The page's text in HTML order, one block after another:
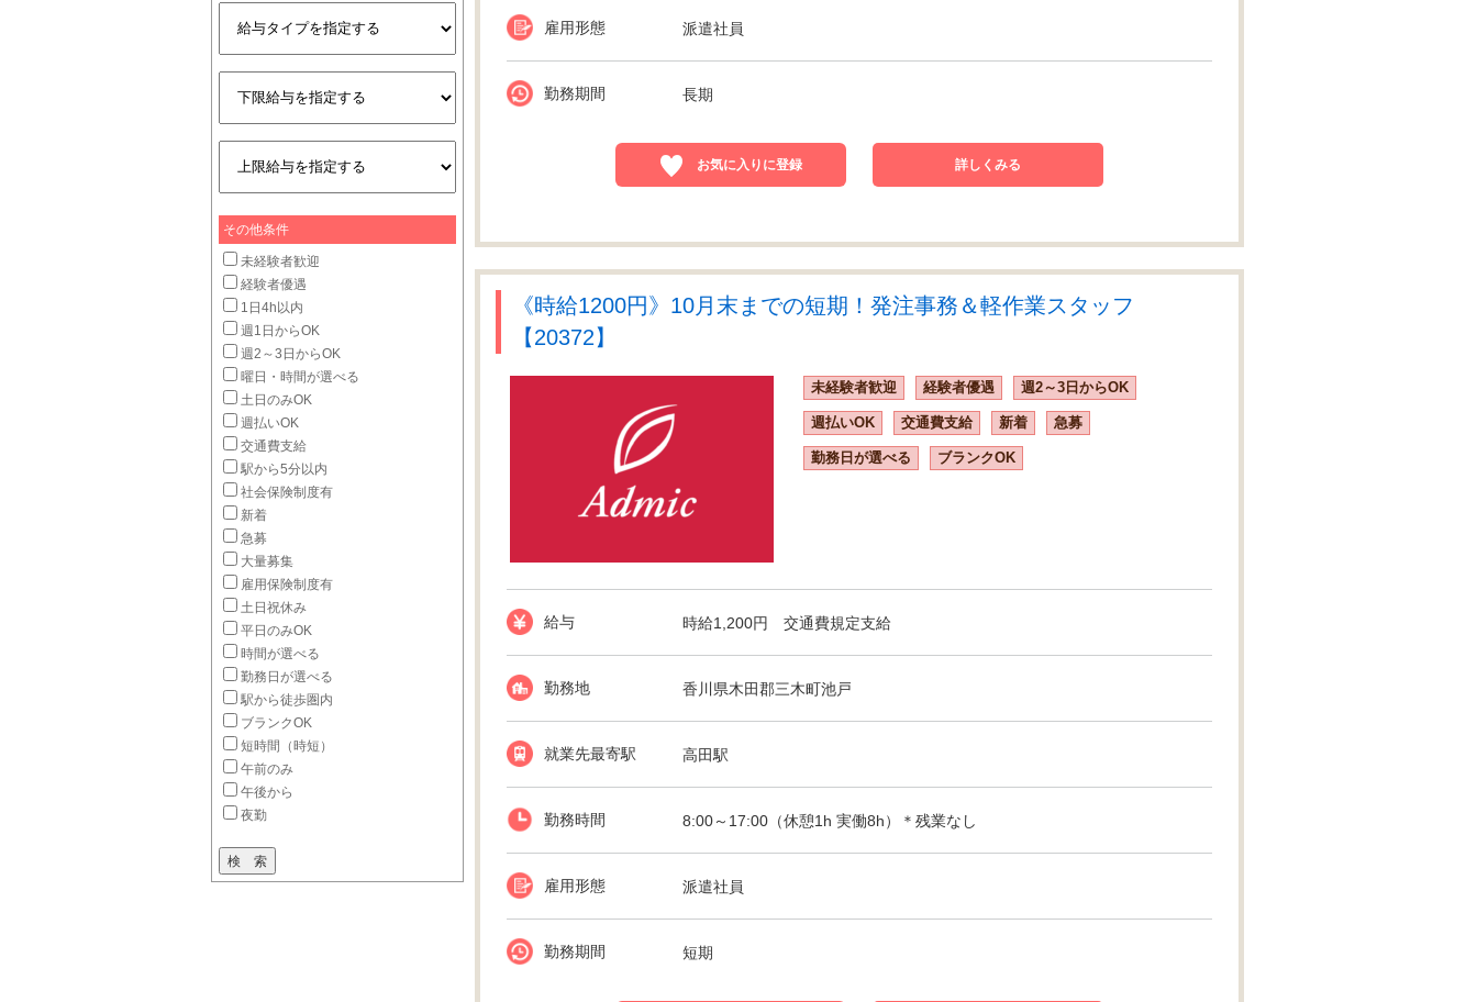
雇用形態 派遣社員
勤務期間 長期
お気に入りに登録 詳しくみる
《時給1200円》10月末までの短期！発注事務＆軽作業スタッフ
【20372】
未経験者歓迎 経験者優遇 週2～3日からOK
週払いOK 交通費支給 新着 急募
勤務日が選べる ブランクOK
給与 時給1,200円 交通費規定支給
勤務地 香川県木田郡三木町池戸
就業先最寄駅 高田駅
勤務時間 8:00～17:00（休憩1h 実働8h）＊残業なし
雇用形態 派遣社員
勤務期間 短期
その他条件
未経験者歓迎
経験者優遇
1日4h以内
週1日からOK
週2～3日からOK
曜日・時間が選べる
土日のみOK
週払いOK
交通費支給
駅から5分以内
社会保険制度有
新着
急募
大量募集
雇用保険制度有
土日祝休み
平日のみOK
時間が選べる
勤務日が選べる
駅から徒歩圏内
ブランクOK
短時間（時短）
午前のみ
午後から
夜勤